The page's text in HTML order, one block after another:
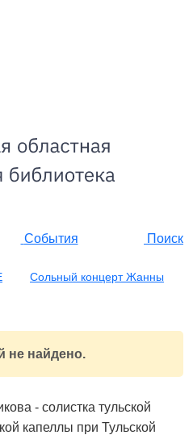
События Поиск
Сольный концерт Жанны
не найдено.
- солистка тульской
капеллы при Тульской